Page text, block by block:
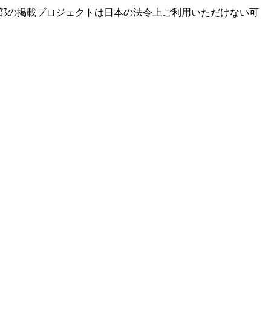
掲載プロジェクトは日本の法令上ご利用いただけない可